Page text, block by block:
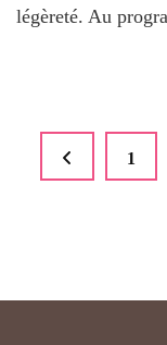
légèreté. Au
Pagination
des
Page
1